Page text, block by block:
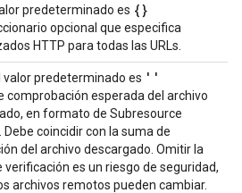
predeterminado es {}
opcional que especifica
HTTP para todas las URLs.
valor predeterminado es ''
comprobación esperada del archivo
en formato de Subresource
Debe coincidir con la suma de
del archivo descargado. Omitir la
verificación es un riesgo de seguridad,
archivos remotos pueden cambiar.